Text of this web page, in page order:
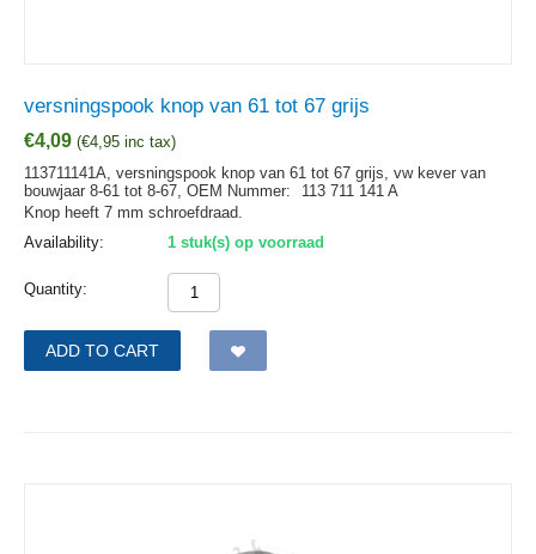
versningspook knop van 61 tot 67 grijs
€4,09 (€4,95 inc tax)
113711141A, versningspook knop van 61 tot 67 grijs, vw kever van
bouwjaar 8-61 tot 8-67, OEM Nummer:
113 711 141 A
Knop heeft 7 mm schroefdraad.
Availability:
1 stuk(s) op voorraad
Quantity:
ADD TO CART